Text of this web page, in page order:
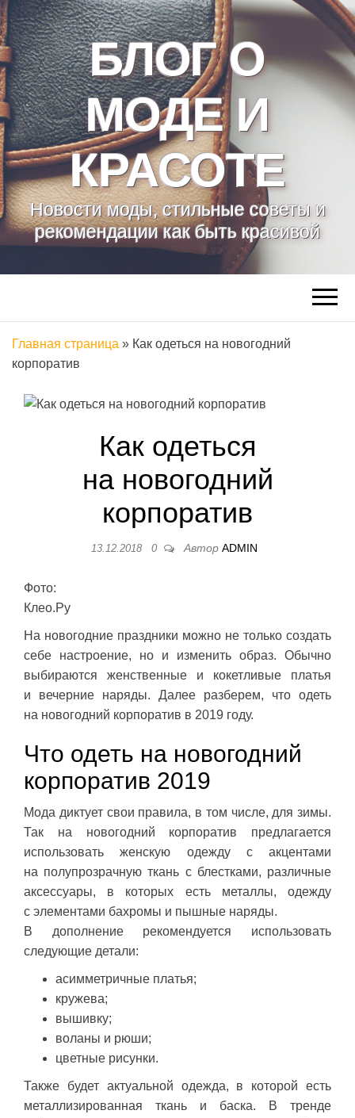
БЛОГ О
МОДЕ И
КРАСОТЕ
Новости моды, стильные советы и
рекомендации как быть красивой
Главная страница » Как одеться на новогодний
корпоратив
Как одеться
на новогодний
корпоратив
13.12.2018 0 Автор ADMIN
Фото:
Клео.Ру
На новогодние праздники можно не только создать
себе настроение, но и изменить образ. Обычно
выбираются женственные и кокетливые платья
и вечерние наряды. Далее разберем, что одеть
на новогодний корпоратив в 2019 году.
Что одеть на новогодний
корпоратив 2019
Мода диктует свои правила, в том числе, для зимы.
Так на новогодний корпоратив предлагается
использовать женскую одежду с акцентами
на полупрозрачную ткань с блестками, различные
аксессуары, в которых есть металлы, одежду
с элементами бахромы и пышные наряды.
В дополнение рекомендуется использовать
следующие детали:
асимметричные платья;
кружева;
вышивку;
воланы и рюши;
цветные рисунки.
Также будет актуальной одежда, в которой есть
металлизированная ткань и баска. В тренде